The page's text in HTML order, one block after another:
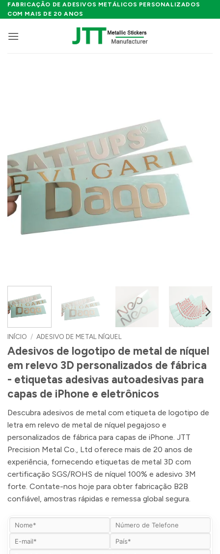
Skip
to
FABRICAÇÃO DE ADESIVOS METÁLICOS PERSONALIZADOS
COM MAIS DE 20 ANOS
INÍCIO / ADESIVO DE METAL NÍQUEL
Adesivos de logotipo de metal de níquel
em relevo 3D personalizados de fábrica
- etiquetas adesivas autoadesivas para
capas de iPhone e eletrônicos
Descubra adesivos de metal com etiqueta de logotipo de
letra em relevo de metal de níquel pegajoso e
personalizados de fábrica para capas de iPhone. JTT
Precision Metal Co., Ltd oferece mais de 20 anos de
experiência, fornecendo etiquetas de metal 3D com
certificação SGS/ROHS de níquel 100% e adesivo 3M
forte. Contate-nos hoje para obter fabricação B2B
confiável, amostras rápidas e remessa global segura.